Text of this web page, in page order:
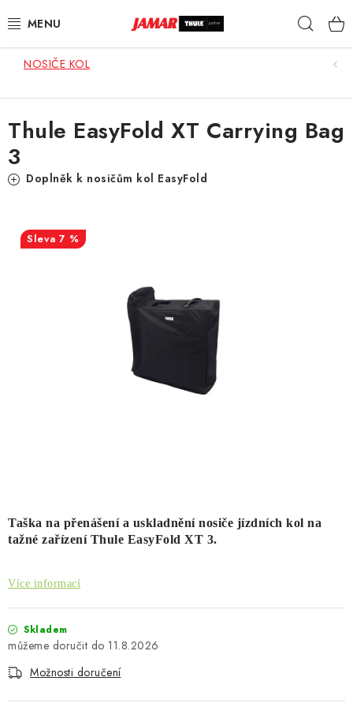
na
STŘEŠNÍ NOSIČE
STŘEŠNÍ BOXY
KOČÁRKY
DĚTSKÉ ZBOŽÍ
OSTATNÍ NOSIČE
CESTOVNÍ ZAVAZADLA
DÁRKOVÉ POUKAZY
NOSIČE KOL
Taška na přenášení a uskladnění nosiče jízdních kol na
tažné zařízení Thule EasyFold XT 3.
Více informací
Skladem
11.8.2026
Možnosti doručení
Thule EasyFold XT Carrying Bag
3
Doplněk k nosičům kol EasyFold
7 %